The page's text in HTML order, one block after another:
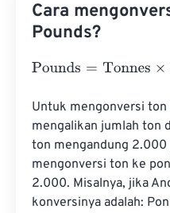
Cara
Pounds?
Pounds= Tonnes×
Untuk mengonversi ton
mengalikan jumlah ton
ton mengandung
mengonversi ton ke
2.000. Misalnya, jika
konversinya adalah: